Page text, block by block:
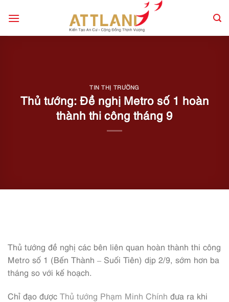
TIN THỊ TRƯỜNG
Thủ tướng: Đề nghị Metro số 1 hoàn
thành thi công tháng 9
Thủ tướng đề nghị các bên liên quan hoàn thành thi công
Metro số 1 (Bến Thành – Suối Tiên) dịp 2/9, sớm hơn ba
tháng so với kế hoạch.
Chỉ đạo được Thủ tướng Phạm Minh Chính đưa ra khi